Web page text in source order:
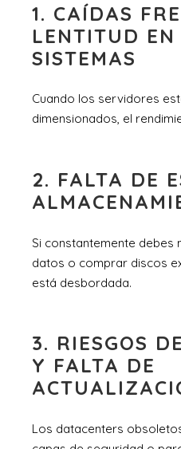
1. CAÍDAS
LENTITUD EN
SISTEMAS
Cuando los servidores
dimensionados, el
2. FALTA DE
Si constantemente debes
datos o comprar discos
está desbordada.
3. RIESGOS
Y FALTA DE
Los datacenters